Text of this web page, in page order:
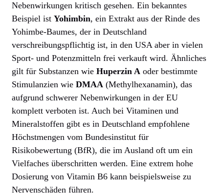
Nebenwirkungen kritisch gesehen. Ein bekanntes
Beispiel ist Yohimbin, ein Extrakt aus der Rinde des
Yohimbe-Baumes, der in Deutschland
verschreibungspflichtig ist, in den USA aber in vielen
Sport- und Potenzmitteln frei verkauft wird. Ähnliches
gilt für Substanzen wie Huperzin A oder bestimmte
Stimulanzien wie DMAA (Methylhexanamin), das
aufgrund schwerer Nebenwirkungen in der EU
komplett verboten ist. Auch bei Vitaminen und
Mineralstoffen gibt es in Deutschland empfohlene
Höchstmengen vom Bundesinstitut für
Risikobewertung (BfR), die im Ausland oft um ein
Vielfaches überschritten werden. Eine extrem hohe
Dosierung von Vitamin B6 kann beispielsweise zu
Nervenschäden führen.